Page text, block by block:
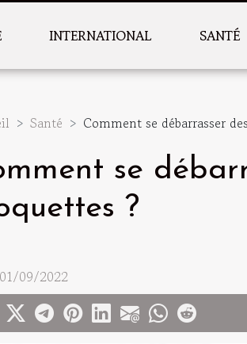
INTERNATIONAL SANTÉ
Santé Comment se débarrasser
se
?
09/2022